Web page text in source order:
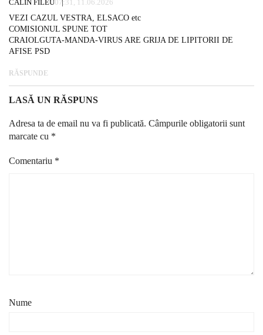
CALIN FILEU07:31, 11.06.2026
VEZI CAZUL VESTRA, ELSACO etc
COMISIONUL SPUNE TOT
CRAIOLGUTA-MANDA-VIRUS ARE GRIJA DE LIPITORII DE
AFISE PSD
RĂSPUNDE
LASĂ UN RĂSPUNS
Adresa ta de email nu va fi publicată. Câmpurile obligatorii sunt
marcate cu *
Comentariu *
Nume